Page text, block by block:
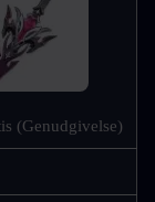
(Genudgivelse)